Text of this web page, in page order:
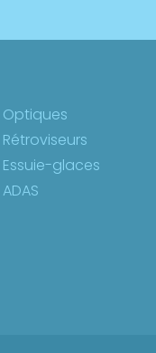
Optiques
Rétroviseurs
Essuie-glaces
ADAS